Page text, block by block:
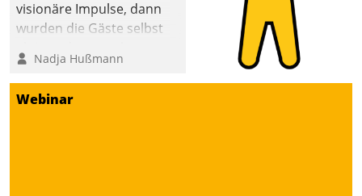
Aufgaben und
abnehmendem
visionäre Impulse, dann
wurden die Gäste selbst
methodisch
Vernetzungsideen fürs
Quartier. Dazwischen
Nadja Hußmann
Webinar